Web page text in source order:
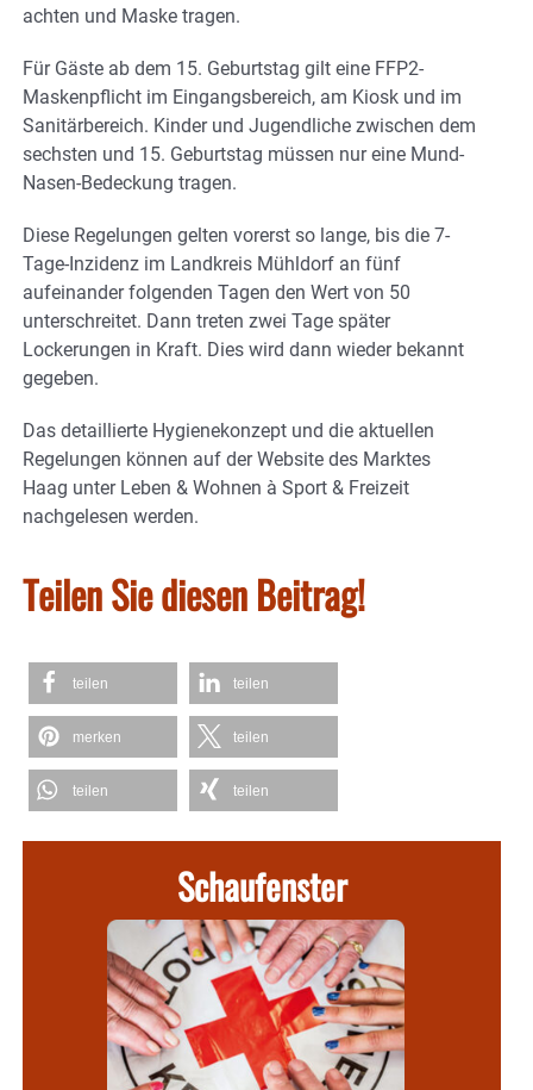
achten und Maske tragen.
Für Gäste ab dem 15. Geburtstag gilt eine FFP2-
Maskenpflicht im Eingangsbereich, am Kiosk und im
Sanitärbereich. Kinder und Jugendliche zwischen dem
sechsten und 15. Geburtstag müssen nur eine Mund-
Nasen-Bedeckung tragen.
Diese Regelungen gelten vorerst so lange, bis die 7-
Tage-Inzidenz im Landkreis Mühldorf an fünf
aufeinander folgenden Tagen den Wert von 50
unterschreitet. Dann treten zwei Tage später
Lockerungen in Kraft. Dies wird dann wieder bekannt
gegeben.
Das detaillierte Hygienekonzept und die aktuellen
Regelungen können auf der Website des Marktes
Haag unter Leben & Wohnen à Sport & Freizeit
nachgelesen werden.
Teilen Sie diesen Beitrag!
teilen teilen
merken teilen
teilen teilen
Schaufenster